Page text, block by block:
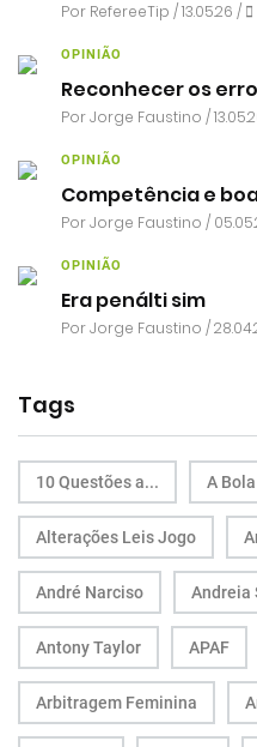
Por RefereeTip / 13.05.26 /
OPINIÃO
Reconhecer os
PorJorge Faustino /
OPINIÃO
Competência e
PorJorge Faustino /
OPINIÃO
Era penálti sim
PorJorge Faustino /
Tags
10 Questões a... A Bola
Alterações Leis Jogo
André Narciso Andreia
Antony Taylor APAF
Arbitragem Feminina